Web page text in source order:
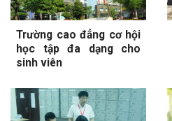
Trường cao đẳng cơ hội
học tập đa dạng cho
sinh viên